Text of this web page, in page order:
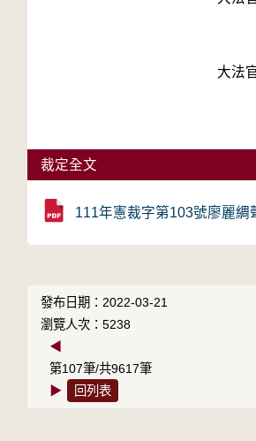
大法
裁定全文
111年憲裁字第103號廖麗綢
發布日期：2022-03-21
瀏覽人次：5238
◀
第107筆/共9617筆
▶
回列表